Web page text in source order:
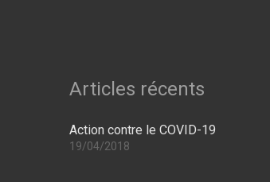
Articles récents
Action contre le COVID-19
19/04/2018